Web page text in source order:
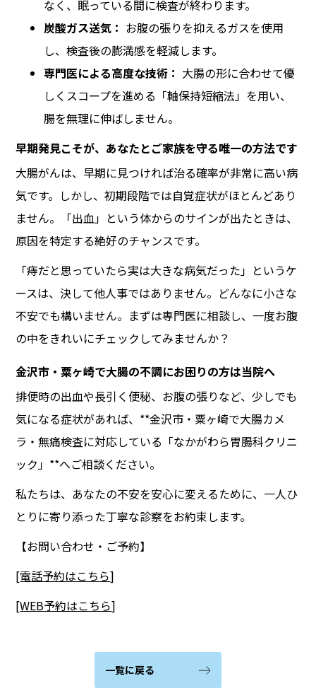
なく、眠っている間に検査が終わります。
炭酸ガス送気： お腹の張りを抑えるガスを使用
し、検査後の膨満感を軽減します。
専門医による高度な技術： 大腸の形に合わせて優
しくスコープを進める「軸保持短縮法」を用い、
腸を無理に伸ばしません。
早期発見こそが、あなたとご家族を守る唯一の方法です
大腸がんは、早期に見つければ治る確率が非常に高い病
気です。しかし、初期段階では自覚症状がほとんどあり
ません。「出血」という体からのサインが出たときは、
原因を特定する絶好のチャンスです。
「痔だと思っていたら実は大きな病気だった」というケ
ースは、決して他人事ではありません。どんなに小さな
不安でも構いません。まずは専門医に相談し、一度お腹
の中をきれいにチェックしてみませんか？
金沢市・粟ヶ崎で大腸の不調にお困りの方は当院へ
排便時の出血や長引く便秘、お腹の張りなど、少しでも
気になる症状があれば、**金沢市・粟ヶ崎で大腸カメ
ラ・無痛検査に対応している「なかがわら胃腸科クリニ
ック」**へご相談ください。
私たちは、あなたの不安を安心に変えるために、一人ひ
とりに寄り添った丁寧な診察をお約束します。
【お問い合わせ・ご予約】
[電話予約はこちら]
[WEB予約はこちら]
一覧に戻る